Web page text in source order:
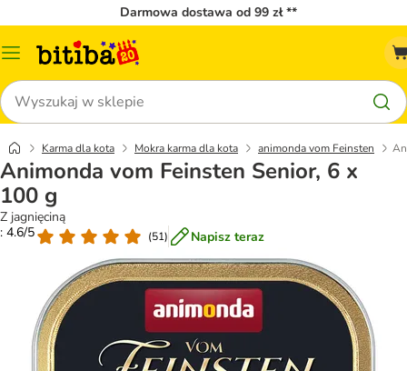
Darmowa dostawa od 99 zł **
Menu
Szukaj
Karma dla kota Mokra karma dla kota animonda vom Feinsten
Animonda vom Feinsten Senior, 6 x
100 g
Z jagnięciną
: 4.6/5
(51) Napisz teraz